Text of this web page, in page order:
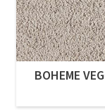
BOHEME